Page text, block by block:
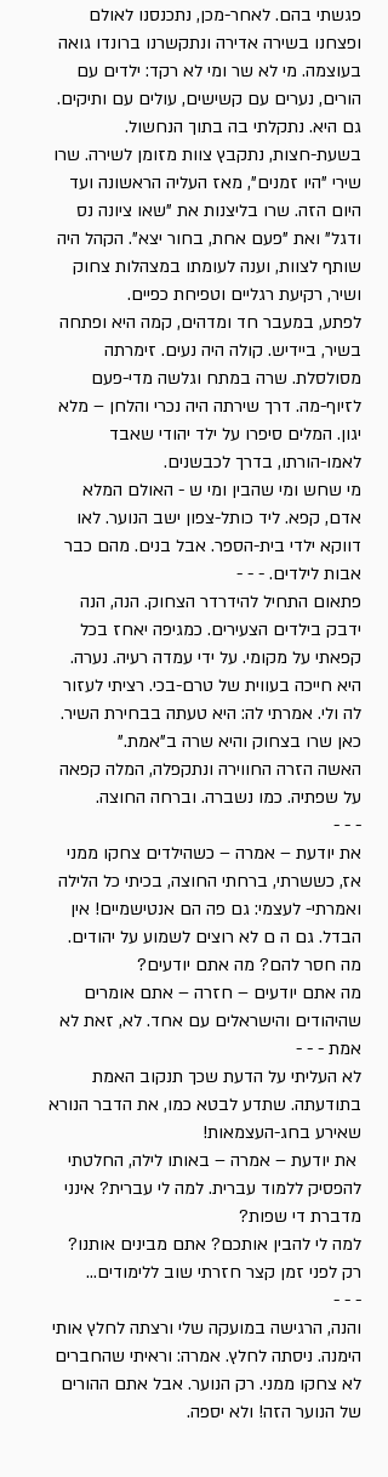
פגשתי בהם. לאחר-מכן, נתכנסנו לאולם
ופצחנו בשירה אדירה ונתקשרנו ברונדו גואה
בעוצמה. מי לא שר ומי לא רקד: ילדים עם
הורים, נערים עם קשישים, עולים עם ותיקים.
גם היא. נתקלתי בה בתוך הנחשול.
בשעת-חצות, נתקבץ צוות מזומן לשירה. שרו
שירי "היו זמנים", מאז העליה הראשונה ועד
היום הזה. שרו בליצנות את "שאו ציונה נס
ודגל" ואת "פעם אחת, בחור יצא". הקהל היה
שותף לצוות, וענה לעומתו במצהלות צחוק
ושיר, רקיעת רגליים וטפיחת כפיים.
לפתע, במעבר חד ומדהים, קמה היא ופתחה
בשיר, ביידיש. קולה היה נעים. זימרתה
מסולסלת. שרה במתח וגלשה מדי-פעם
לזיוף-מה. דרך שירתה היה נכרי והלחן – מלא
יגון. המלים סיפרו על ילד יהודי שאבד
לאמו-הורתו, בדרך לכבשנים.
מי שחש ומי שהבין ומי ש - האולם המלא
אדם, קפא. ליד כותל-צפון ישב הנוער. לאו
דווקא ילדי בית-הספר. אבל בנים. מהם כבר
אבות לילדים. - - -
פתאום התחיל להידרדר הצחוק. הנה, הנה
ידבק בילדים הצעירים. כמגיפה יאחז בכל
קפאתי על מקומי. על ידי עמדה רעיה. נערה.
היא חייכה בעווית של טרם-בכי. רציתי לעזור
לה ולי. אמרתי לה: היא טעתה בבחירת השיר.
כאן שרו בצחוק והיא שרה ב"אמת."
האשה הזרה החווירה ונתקפלה, המלה קפאה
על שפתיה. כמו נשברה. וברחה החוצה.
- - -
את יודעת – אמרה – כשהילדים צחקו ממני
אז, כששרתי, ברחתי החוצה, בכיתי כל הלילה
ואמרתי- לעצמי: גם פה הם אנטישמיים! אין
הבדל. גם ה ם לא רוצים לשמוע על יהודים.
מה חסר להם? מה אתם יודעים?
מה אתם יודעים – חזרה – אתם אומרים
שהיהודים והישראלים עם אחד. לא, זאת לא
אמת - - -
לא העליתי על הדעת שכך תנקוב האמת
בתודעתה. שתדע לבטא כמו, את הדבר הנורא
שאירע בחג-העצמאות!
את יודעת – אמרה – באותו לילה, החלטתי
להפסיק ללמוד עברית. למה לי עברית? אינני
מדברת די שפות?
למה לי להבין אותכם? אתם מבינים אותנו?
רק לפני זמן קצר חזרתי שוב ללימודים...
- - -
והנה, הרגישה במועקה שלי ורצתה לחלץ אותי
הימנה. ניסתה לחלץ. אמרה: וראיתי שהחברים
לא צחקו ממני. רק הנוער. אבל אתם ההורים
של הנוער הזה! ולא יספה.